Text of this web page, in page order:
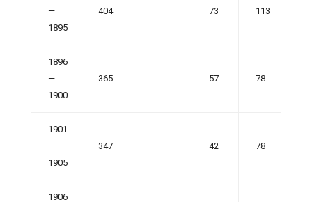
—
1895
404 73 113
1896
—
1900
365 57 78
1901
—
1905
347 42 78
1906